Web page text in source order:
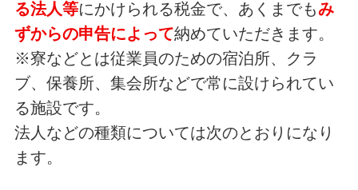
る法人等にかけられる税金で、あくまでもみ
ずからの申告によって納めていただきます。
※寮などとは従業員のための宿泊所、クラ
ブ、保養所、集会所などで常に設けられてい
る施設です。
法人などの種類については次のとおりになり
ます。